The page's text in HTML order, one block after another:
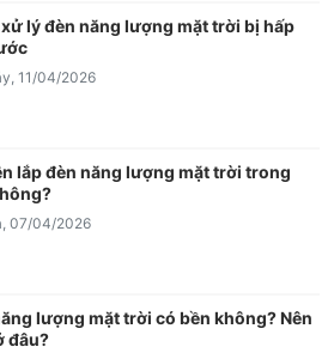
lý đèn năng lượng mặt trời bị hấp
11/04/2026
lắp đèn năng lượng mặt trời trong
07/04/2026
lượng mặt trời có bền không? Nên
đâu?